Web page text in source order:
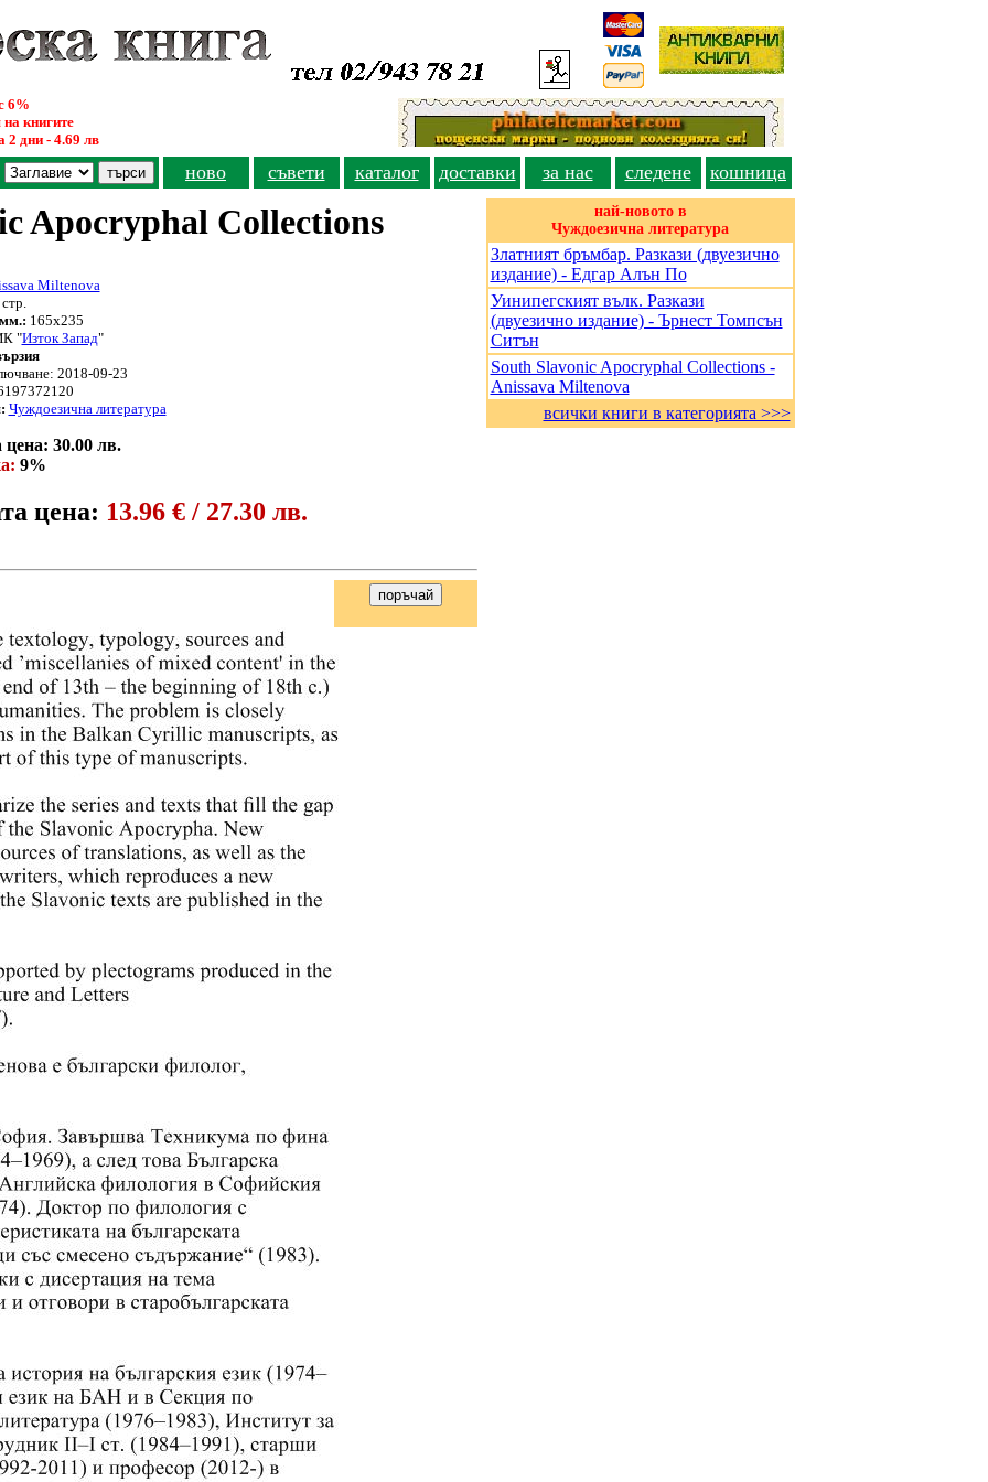
6%
книгите
2 дни - 4.69 лв
ново съвети каталог доставки за нас следене кошница
Apocryphal Collections
Miltenova
165х235
"Изток Запад"
2018-09-23
Чуждоезична литература
30.00 лв.
9%
цена: 13.96 € / 27.30 лв.
най-новото в
Чуждоезична литература
Златният бръмбар. Разкази (двуезично
издание) - Едгар Алън По
Уинипегският вълк. Разкази
(двуезично издание) - Ърнест Томпсън
Ситън
South Slavonic Apocryphal Collections -
Anissava Miltenova
всички книги в категорията >>>